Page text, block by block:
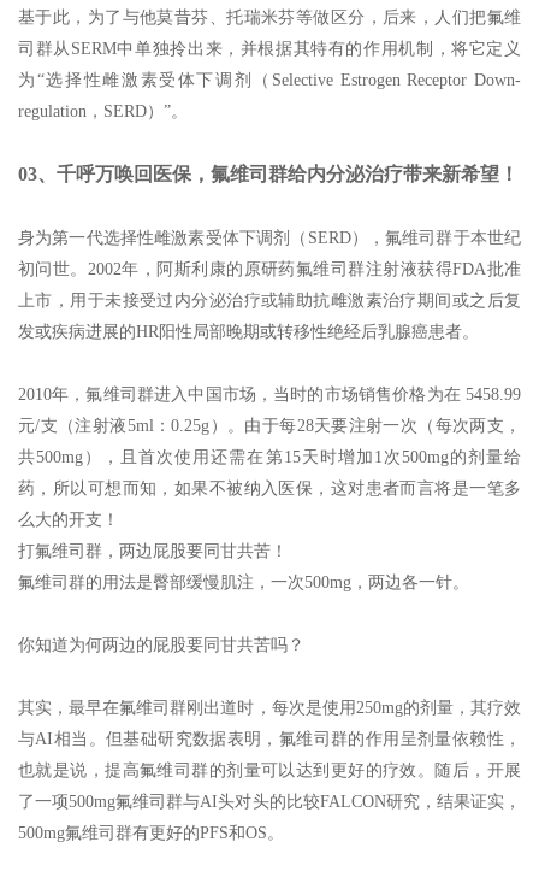
基于此，为了与他莫昔芬、托瑞米芬等做区分，后来，人们把氟维
司群从SERM中单独拎出来，并根据其特有的作用机制，将它定义
为“选择性雌激素受体下调剂（Selective Estrogen Receptor Down-
regulation，SERD）”。
03、千呼万唤回医保，氟维司群给内分泌治疗带来新希望！
身为第一代选择性雌激素受体下调剂（SERD），氟维司群于本世纪
初问世。2002年，阿斯利康的原研药氟维司群注射液获得FDA批准
上市，用于未接受过内分泌治疗或辅助抗雌激素治疗期间或之后复
发或疾病进展的HR阳性局部晚期或转移性绝经后乳腺癌患者。
2010年，氟维司群进入中国市场，当时的市场销售价格为在 5458.99
元/支（注射液5ml：0.25g）。由于每28天要注射一次（每次两支，
共500mg），且首次使用还需在第15天时增加1次500mg的剂量给
药，所以可想而知，如果不被纳入医保，这对患者而言将是一笔多
么大的开支！
打氟维司群，两边屁股要同甘共苦！
氟维司群的用法是臀部缓慢肌注，一次500mg，两边各一针。
你知道为何两边的屁股要同甘共苦吗？
其实，最早在氟维司群刚出道时，每次是使用250mg的剂量，其疗效
与AI相当。但基础研究数据表明，氟维司群的作用呈剂量依赖性，
也就是说，提高氟维司群的剂量可以达到更好的疗效。随后，开展
了一项500mg氟维司群与AI头对头的比较FALCON研究，结果证实，
500mg氟维司群有更好的PFS和OS。